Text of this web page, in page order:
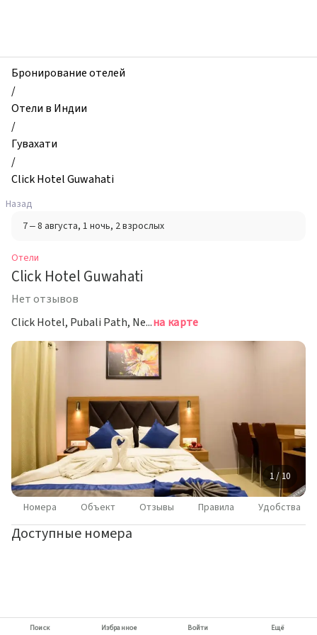
Click
Hotel
Guwahati,
Гувахати,
Индия
Бронирование отелей
/
Отели в Индии
/
Гувахати
/
Click Hotel Guwahati
Назад
7 – 8 августа, 1 ночь, 2 взрослых
Отели
Click Hotel Guwahati
Нет отзывов
Click Hotel, Pubali Path, Near Hayat Hospital, Odalbakra, Lal Ganesh, Guwahati, Assam 781034, Гувахатина карте
1 / 10
Номера Объект Отзывы Правила Удобства
Доступные номера
Поиск Избранное Войти Ещё